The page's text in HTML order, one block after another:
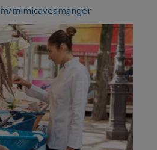
mimicaveamanger